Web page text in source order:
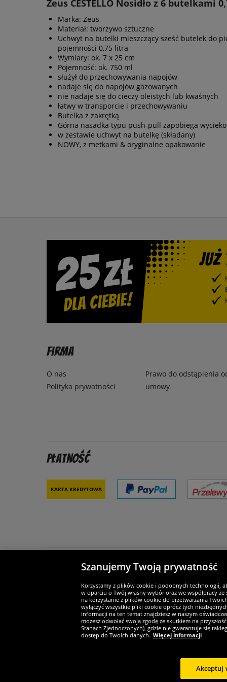
Zeus CESTELLO Nosidło z 6 butelkami
Marka: Zeus
Materiał: tworzywo sztuczne
Uchwyt na butelki mieszczący sześć butelek do
pojemności 0,75 litra
Wymiary: ok. 7 x 25 cm
Pojemność: ok. 750 ml
służył do przechowywania napojów
nadaje się do napojów gazowanych
nie nadaje się do cieczy oleistych lub kwaśnych
łatwy w transporcie i przechowywaniu
Butelka z zakrętką
Górna nasadka typu push-pull zapobiega
w zestawie uchwyt na butelkę (składany)
NOWY, z metkami & oryginalne opakowanie
Firma
O nas
Polityka prywatności
Prawo do odstąpienia
umowy
Płatność
Karta kredytowa
Partnerzy i bezpieczeństwo
Widerruf
Szanujemy Twoją prywatność
Korzystamy z plików cookie i podobnych technologii,
w oparciu o Twój własny wybór oraz we współpracy
na korzystanie z plików cookie do przetwarzania
wyłączyć wszystkie pliki cookie oprócz tych
informacji na ten temat znajdziesz w naszym
możesz odwołać swoją zgodę ze skutkiem na
Stanach Zjednoczonych), gdzie nie gwarantuje się
dostęp do Twoich danych. Więcej informacji
Akceptuj